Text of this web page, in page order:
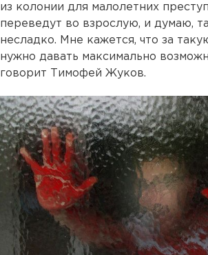
из колонии для малолетних
переведут во взрослую, и думаю,
несладко. Мне кажется, что за
нужно давать максимально
говорит Тимофей Жуков.